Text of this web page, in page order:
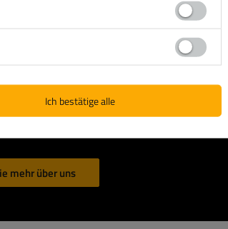
kaufen, erwerben Sie Ihre
Originalware und Ihre Transaktion ist
entwickeln und fertigen, bieten wir Ihnen
Zugriff auf Original-Ersatzteile.
mehr über uns
Ich bestätige alle